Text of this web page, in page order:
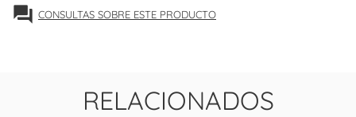
forum CONSULTAS SOBRE ESTE PRODUCTO
RELACIONADOS